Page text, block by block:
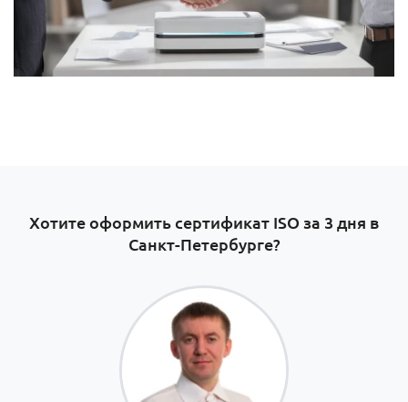
Хотите оформить сертификат ISO за 3 дня в
Санкт-Петербурге?